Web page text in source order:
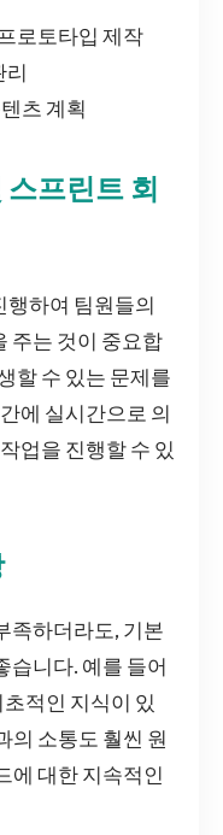
로토타입 제작
리
츠 계획
프린트 회
행하여 팀원들의
주는 것이 중요합
할 수 있는 문제를
에 실시간으로 의
업을 진행할 수 있
족하더라도, 기본
습니다. 예를 들어
적인 지식이 있
의 소통도 훨씬 원
에 대한 지속적인